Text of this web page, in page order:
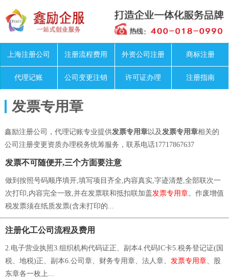
上海注册公司 注册流程费用 外资公司注册 商标注册
代理记账 公司变更注销 许可证办理 注册指南
发票专用章
鑫励注册公司，代理记账专业提供发票专用章以及 发票专用章相关的
公司注册变更资质办理税务统筹服务，联系电话17717867637
发票不可随便开,三个方面要注意
做到按照号码顺序填开,填写项目齐全,内容真实,字迹清楚,全部联次一
次打印,内容完全一致,并在发票联和抵扣联加盖发票专用章。作废增值
税发票须在纸质发票(含未打印的...
注册化工公司流程及费用
2.电子营业执照3.组织机构代码证正、副本4.代码IC卡5.税务登记证(国
税、地税)正、副本6.公司章、财务专用章、法人章、 发票专用章 、股
东章各一枚上...